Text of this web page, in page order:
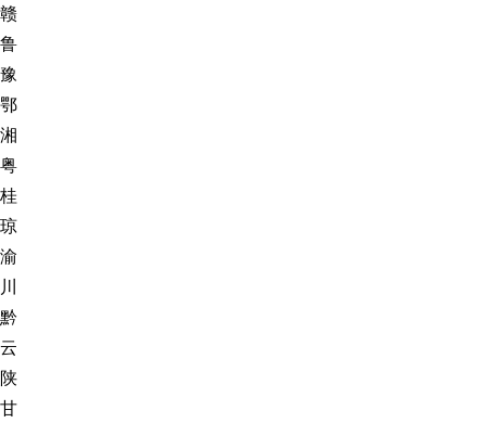
赣
鲁
豫
鄂
湘
粤
桂
琼
渝
川
黔
云
陕
甘